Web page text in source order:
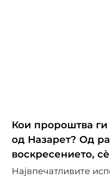
Кои пророштва
од Назарет? Од
воскресението,
Највпечатливите